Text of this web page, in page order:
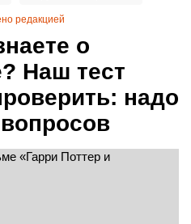
о
Наш тест
надо
редакцией